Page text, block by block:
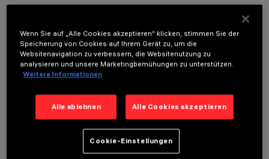
FARBE
OPTIONALE KOMPONENTEN
Wenn Sie auf „Alle Cookies akzeptieren“ klicken, stimmen Sie der
Speicherung von Cookies auf Ihrem Gerät zu, um die
Websitenavigation zu verbessern, die Websitenutzung zu
analysieren und unsere Marketingbemühungen zu unterstützen.
Weitere Informationen
Alle ablehnen Alle Cookies akzeptieren
Cookie-Einstellungen